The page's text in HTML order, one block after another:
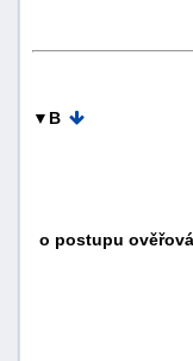
▼B
o postupu